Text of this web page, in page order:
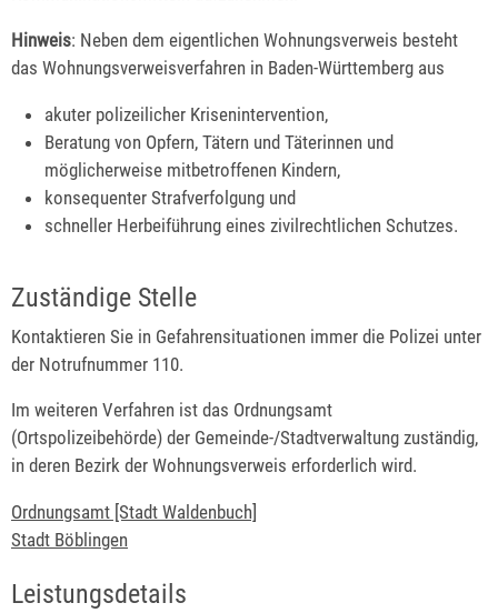
Hinweis: Neben dem eigentlichen Wohnungsverweis besteht
das Wohnungsverweisverfahren in Baden-Württemberg aus
akuter polizeilicher Krisenintervention,
Beratung von Opfern, Tätern und Täterinnen und
möglicherweise mitbetroffenen Kindern,
konsequenter Strafverfolgung und
schneller Herbeiführung eines zivilrechtlichen Schutzes.
Zuständige Stelle
Kontaktieren Sie in Gefahrensituationen immer die Polizei unter
der Notrufnummer 110.
Im weiteren Verfahren ist das Ordnungsamt
(Ortspolizeibehörde) der Gemeinde-/Stadtverwaltung zuständig,
in deren Bezirk der Wohnungsverweis erforderlich wird.
Ordnungsamt [Stadt Waldenbuch]
Stadt Böblingen
Leistungsdetails